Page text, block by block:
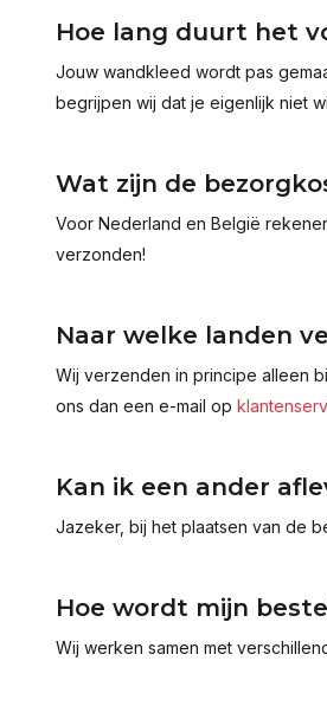
Hoe lang duurt het
Jouw wandkleed wordt pas
begrijpen wij dat je eigenlijk niet
Wat zijn de
Voor Nederland en België
verzonden!
Naar welke landen
Wij verzenden in principe alleen
ons dan een e-mail op
Kan ik een ander
Jazeker, bij het plaatsen van de
Hoe wordt mijn
Wij werken samen met